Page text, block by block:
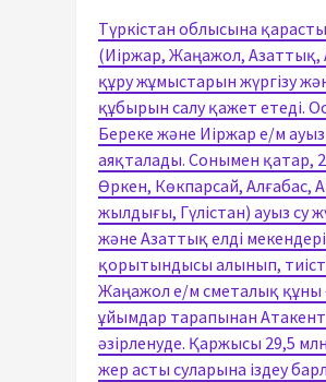
Түркістан облысына
(Иіржар, Жаңажол, Азаттық,
құру жұмыстарын жүргізу
құбырын салу қажет етеді.
Береке және Иіржар е/м
аяқталады. Сонымен қатар,
Өркен, Көкпарсай,
жылдығы, Гүлістан) ауыз су
және Азаттық елді
қорытындысы алынып, тиісті
Жаңажол е/м сметалық құны
ұйымдар тарапынан Атакент
әзірленуде. Қаржысы 29,5
жер асты суларына іздеу